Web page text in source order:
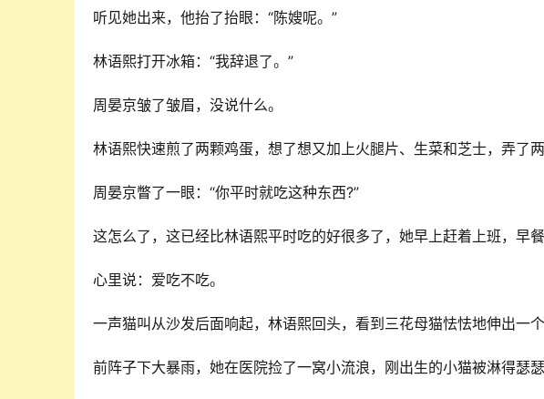
听见她出来，他抬了抬眼：“陈嫂呢。”
林语熙打开冰箱：“我辞退了。”
周晏京皱了皱眉，没说什么。
林语熙快速煎了两颗鸡蛋，想了想又加上火腿片、生菜和芝士，弄了
周晏京瞥了一眼：“你平时就吃这种东西?”
这怎么了，这已经比林语熙平时吃的好很多了，她早上赶着上班，早
心里说：爱吃不吃。
一声猫叫从沙发后面响起，林语熙回头，看到三花母猫怯怯地伸出一个
前阵子下大暴雨，她在医院捡了一窝小流浪，刚出生的小猫被淋得瑟